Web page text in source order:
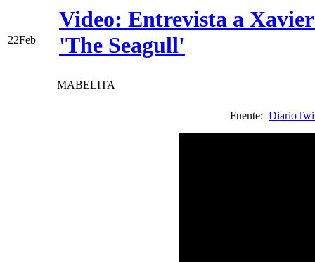
22Feb
Video: Entrevista a
'The Seagull'
MABELITA
Fuente: